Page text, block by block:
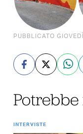
PUBBLICATO
INTERVISTE